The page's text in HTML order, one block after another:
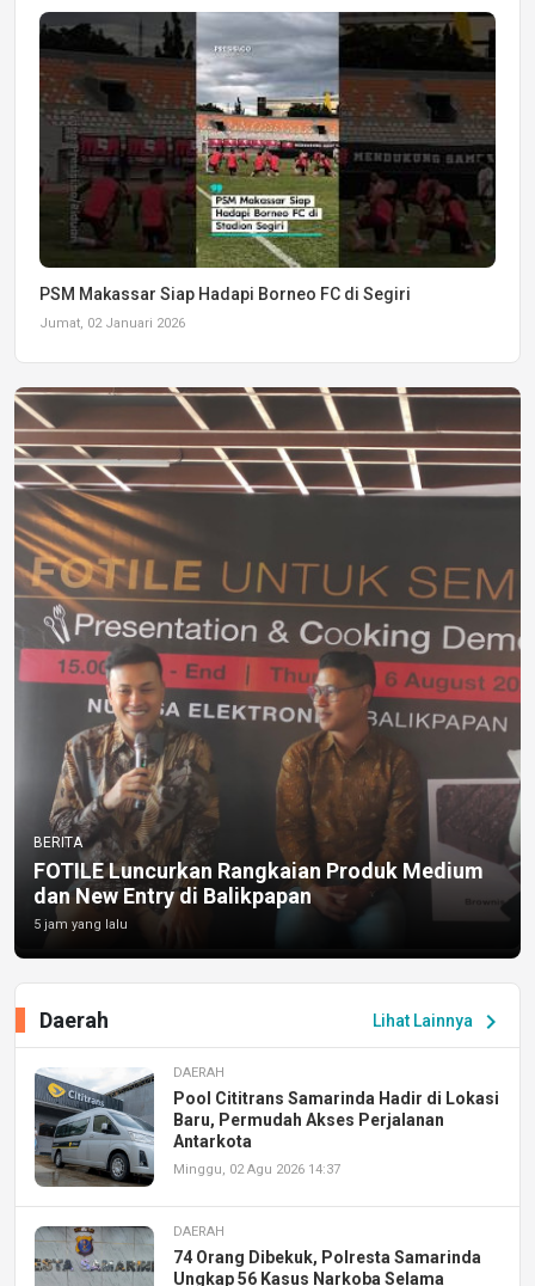
PSM Makassar Siap Hadapi Borneo FC di Segiri
Jumat, 02 Januari 2026
BERITA
FOTILE Luncurkan Rangkaian Produk Medium
dan New Entry di Balikpapan
5 jam yang lalu
Lihat Lainnya chevron_right
Daerah
DAERAH
Pool Cititrans Samarinda Hadir di Lokasi
Baru, Permudah Akses Perjalanan
Antarkota
Minggu, 02 Agu 2026 14:37
DAERAH
74 Orang Dibekuk, Polresta Samarinda
Ungkap 56 Kasus Narkoba Selama